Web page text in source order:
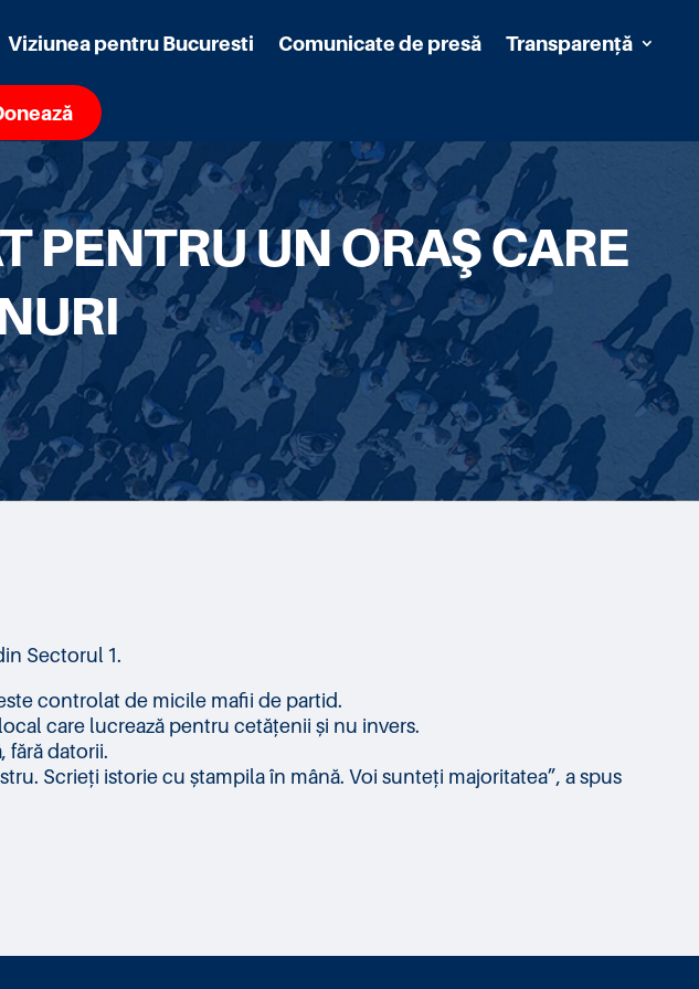
Viziunea pentru Bucuresti Comunicate de presă Transparență
PENTRU UN ORAŞ CARE
Sectorul 1.
controlat de micile mafii de partid.
care lucrează pentru cetățenii și nu invers.
fără datorii.
Scrieți istorie cu ștampila în mână. Voi sunteți majoritatea”, a spus